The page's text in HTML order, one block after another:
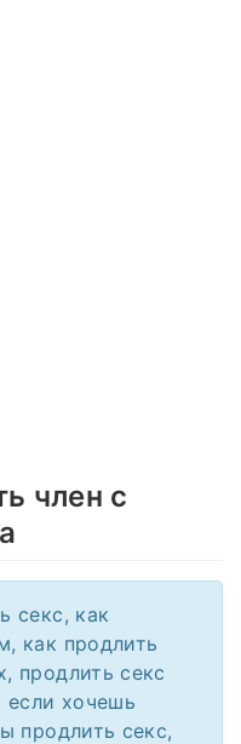
член с
секс, как
как продлить
продлить секс
если хочешь
продлить секс,